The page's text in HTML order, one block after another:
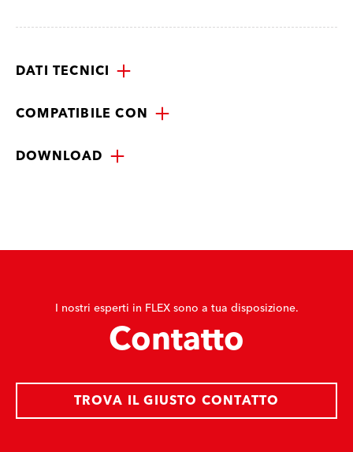
DATI TECNICI
COMPATIBILE CON
DOWNLOAD
I nostri esperti in FLEX sono a tua disposizione.
Contatto
TROVA IL GIUSTO CONTATTO